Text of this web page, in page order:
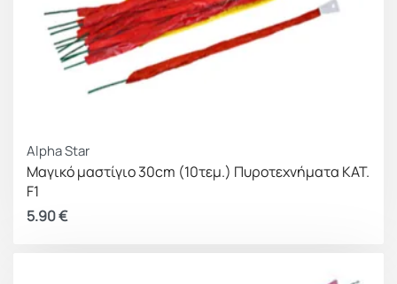
Alpha Star
Μαγικό μαστίγιο 30cm (10τεμ.) Πυροτεχνήματα ΚΑΤ.
F1
5.90€